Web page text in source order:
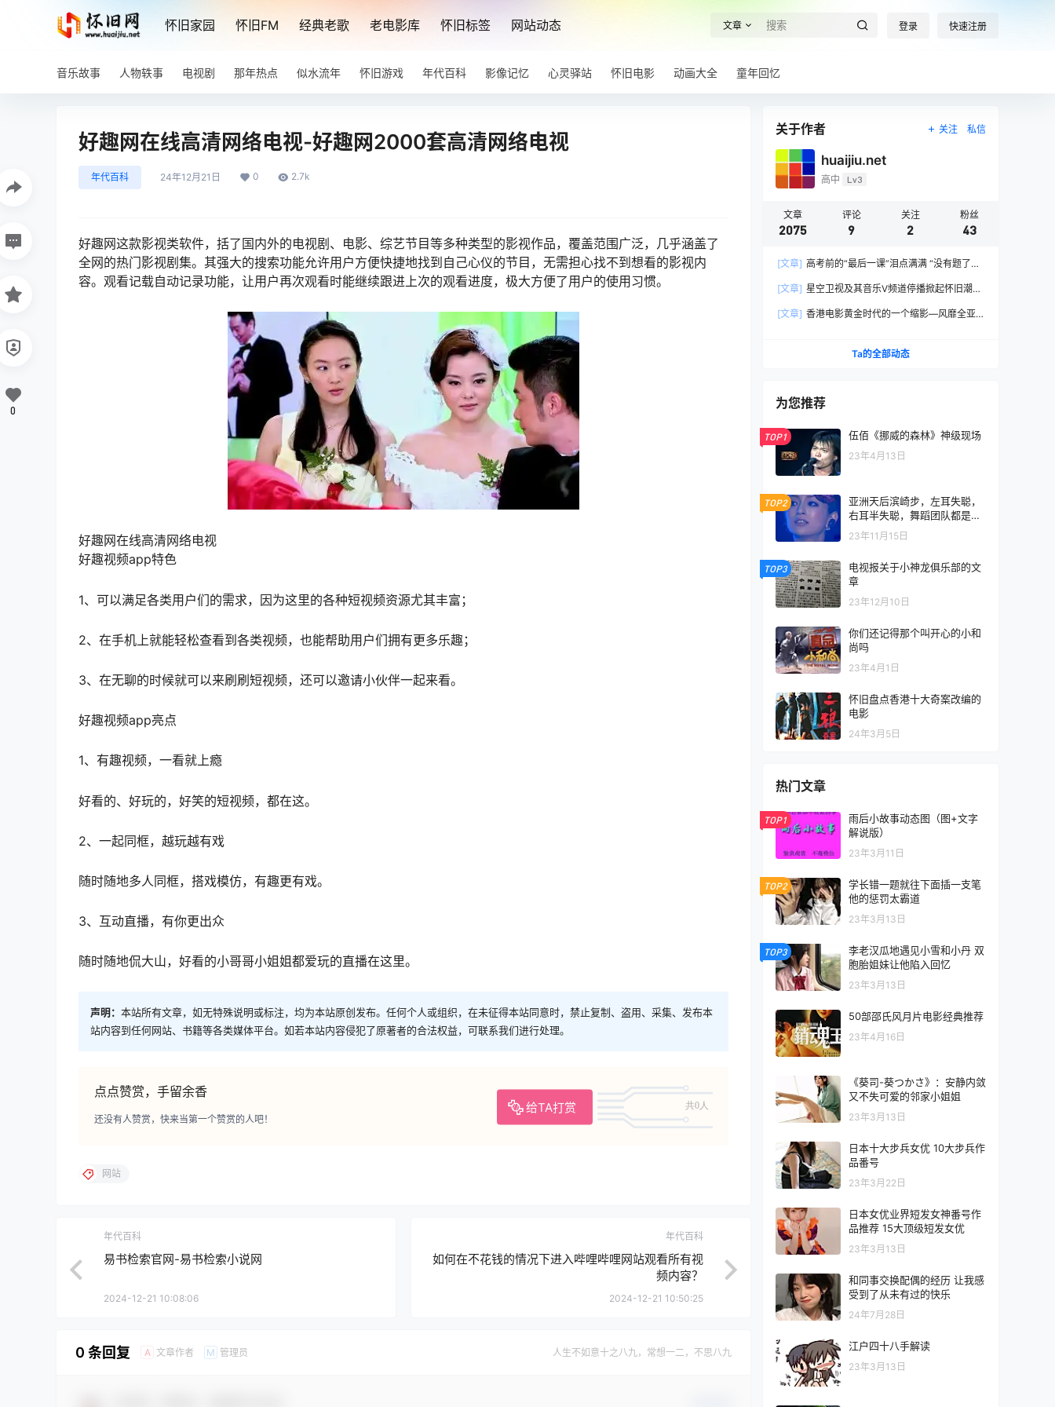
怀旧家园 怀旧FM 经典老歌 老电影库 怀旧标签 网站动态 文章 登录 快速注册
音乐故事 人物轶事 电视剧 那年热点 似水流年 怀旧游戏 年代百科 影像记忆 心灵驿站 怀旧电影 动画大全 童年回忆
好趣网在线高清网络电视-好趣网2000套高清网络电视
年代百科 24年12月21日 0 2.7k
好趣网这款影视类软件，括了国内外的电视剧、电影、综艺节目等多种类型的影视作品，覆盖范围广泛，几乎涵盖了
全网的热门影视剧集。其强大的搜索功能允许用户方便快捷地找到自己心仪的节目，无需担心找不到想看的影视内
容。观看记载自动记录功能，让用户再次观看时能继续跟进上次的观看进度，极大方便了用户的使用习惯。
好趣网在线高清网络电视
好趣视频app特色
1、可以满足各类用户们的需求，因为这里的各种短视频资源尤其丰富；
2、在手机上就能轻松查看到各类视频，也能帮助用户们拥有更多乐趣；
3、在无聊的时候就可以来刷刷短视频，还可以邀请小伙伴一起来看。
好趣视频app亮点
1、有趣视频，一看就上瘾
好看的、好玩的，好笑的短视频，都在这。
2、一起同框，越玩越有戏
随时随地多人同框，搭戏模仿，有趣更有戏。
3、互动直播，有你更出众
随时随地侃大山，好看的小哥哥小姐姐都爱玩的直播在这里。
声明： 本站所有文章，如无特殊说明或标注，均为本站原创发布。任何个人或组织，在未征得本站同意时，禁止复制、盗用、采集、发布本
站内容到任何网站、书籍等各类媒体平台。如若本站内容侵犯了原著者的合法权益，可联系我们进行处理。
点点赞赏，手留余香
给TA打赏 共0人
还没有人赞赏，快来当第一个赞赏的人吧！
0
网站
年代百科
易书检索官网-易书检索小说网
2024-12-21 10:08:06
年代百科
如何在不花钱的情况下进入哔哩哔哩网站观看所有视
频内容？
2024-12-21 10:50:25
0 条回复 A 文章作者 M 管理员 人生不如意十之八九，常想一二，不思八九
关于作者 关注 私信
huaijiu.net
高中 Lv3
文章
2075
评论
9
关注
2
粉丝
43
[文章] 高考前的“最后一课”泪点满满 “没有题了，
高考！
[文章] 星空卫视及其音乐V频道停播掀起怀旧潮，
[文章] 香港电影黄金时代的一个缩影—风靡全亚
Ta的全部动态
为您推荐
TOP1 伍佰《挪威的森林》神级现场
23年4月13日
TOP2
亚洲天后滨崎步，左耳失聪，
右耳半失聪，舞蹈团队都是聋
哑人
23年11月15日
TOP3
电视报关于小神龙俱乐部的文
章
23年12月10日
你们还记得那个叫开心的小和
尚吗
23年4月1日
怀旧盘点香港十大奇案改编的
电影
24年3月5日
热门文章
TOP1
雨后小故事动态图（图+文字
解说版）
23年3月11日
TOP2
学长错一题就往下面插一支笔
他的惩罚太霸道
23年3月13日
TOP3
李老汉瓜地遇见小雪和小丹 双
胞胎姐妹让他陷入回忆
23年3月13日
50部邵氏风月片电影经典推荐
23年4月16日
《葵司-葵つかさ》：安静内敛
又不失可爱的邻家小姐姐
23年3月13日
日本十大步兵女优 10大步兵作
品番号
23年3月22日
日本女优业界短发女神番号作
品推荐 15大顶级短发女优
23年3月13日
和同事交换配偶的经历 让我感
受到了从未有过的快乐
24年7月28日
江户四十八手解读
23年3月13日